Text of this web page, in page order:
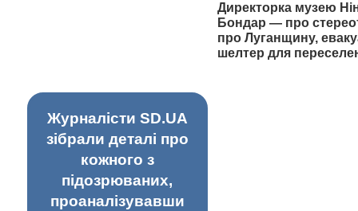
Директорка музею
Бондар — про
про Луганщину,
шелтер для
Журналісти SD.UA
зібрали деталі про
кожного з
підозрюваних,
проаналізувавши